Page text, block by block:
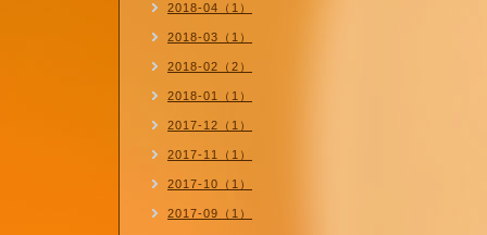
2018-04（1）
2018-03（1）
2018-02（2）
2018-01（1）
2017-12（1）
2017-11（1）
2017-10（1）
2017-09（1）